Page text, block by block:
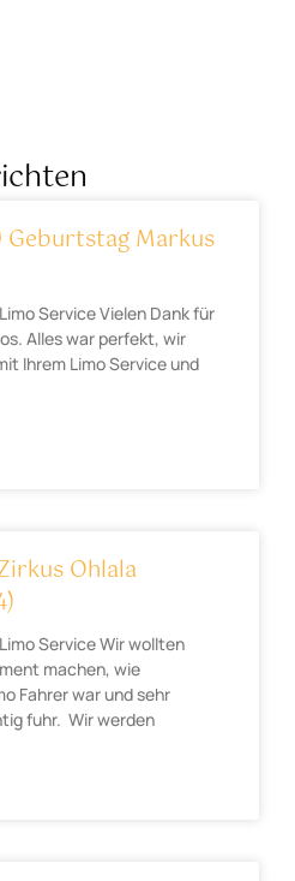
Geburtstag Markus
Service Vielen Dank für
Alles war perfekt, wir
Ihrem Limo Service und
Ohlala
Service Wir wollten
machen, wie
Fahrer war und sehr
fuhr. Wir werden